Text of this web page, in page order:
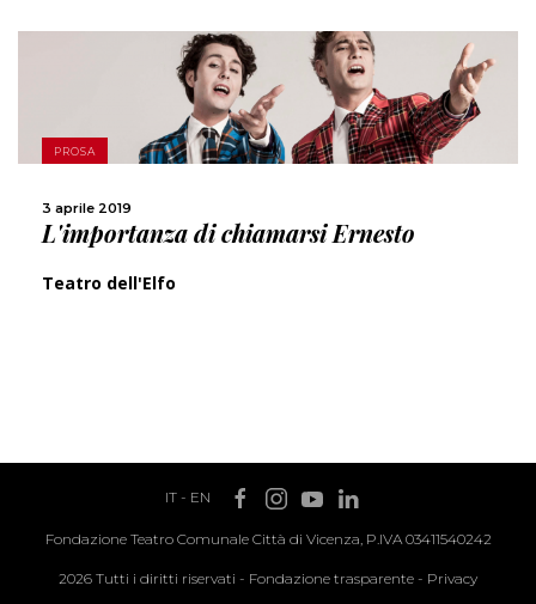
PROSA
3 aprile 2019
L'importanza di chiamarsi Ernesto
Teatro dell'Elfo
SCOPRI DI PIÙ
IT- EN
Fondazione Teatro Comunale Città di Vicenza, P.IVA 03411540242
2026 Tutti i diritti riservati - Fondazione trasparente - Privacy